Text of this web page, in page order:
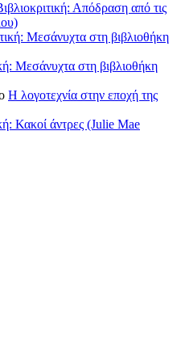
Απόδραση από τις
Μεσάνυχτα στη βιβλιοθήκη
Μεσάνυχτα στη βιβλιοθήκη
Η λογοτεχνία στην εποχή της
Κακοί άντρες (Julie Mae